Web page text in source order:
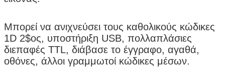
Μπορεί να ανιχνεύσει τους καθολικούς κώδικες
1D 2$ος, υποστήριξη USB, πολλαπλάσιες
διεπαφές TTL, διάβασε το έγγραφο, αγαθά,
οθόνες, άλλοι γραμμωτοί κώδικες μέσων.